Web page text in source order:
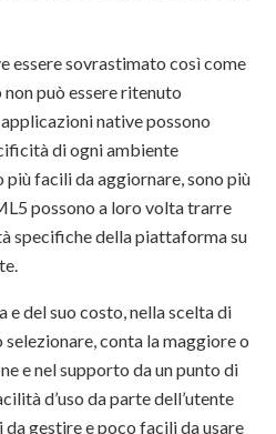
essere sovrastimato così come
può essere ritenuto
native possono
di ogni ambiente
facili da aggiornare, sono più
possono a loro volta trarre
specifiche della piattaforma su
e del suo costo, nella scelta di
conta la maggiore o
e nel supporto da un punto di
d’uso da parte dell’utente
gestire e poco facili da usare